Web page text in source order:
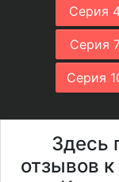
Серия
Серия
Серия
Здесь
отзывов